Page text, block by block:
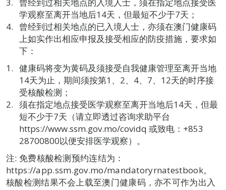
学观察至离开当地后14天，但最短不少于7天；
曾经到过相关地点的已入境人士，亦须在澳门健康码
上如实作出相应申报及接受相应的防疫措施，要求如
下：
健康码将变为黄码及须接受自我健康管理至离开当地
14天为止，期间须按第1、2、4、7、12天的时序接
受核酸检测；
须在指定地点接受医学观察至离开当地后14天，但最
短不少于7天（请立即透过咨询求助平台
https://www.ssm.gov.mo/covidq 或致电：+853
28700800以便安排医学观察）。
注: 免费核酸检测预约连结为：
https://app.ssm.gov.mo/mandatoryrnatestbook。
核酸检测结果不会上载至澳门健康码，亦不可作为出入